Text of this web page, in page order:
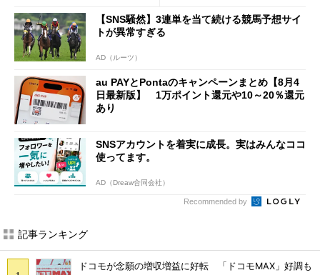
【SNS騒然】3連単を当て続ける競馬予想サイ
トが異常すぎる
AD（ルーツ）
au PAYとPontaのキャンペーンまとめ【8月4
日最新版】 1万ポイント還元や10～20％還元
あり
SNSアカウントを着実に成長。実はみんなココ
使ってます。
AD（Dreaw合同会社）
Recommended by
記事ランキング
ドコモが念願の増収増益に好転 「ドコモMAX」好調も